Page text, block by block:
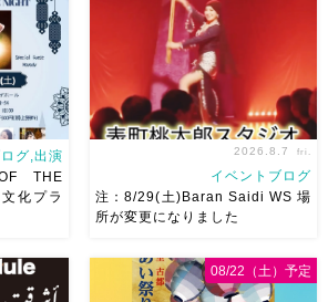
主催
岡山
グ,出演
THE
化プラ
8/29（土）Baran Saidi WSお
申し込み多数につき会場変更し
2026.8.7 fri.
イベントブログ
注：8/29(土)Baran Saidi WS 場
所が変更になりました
08/22（土）予定